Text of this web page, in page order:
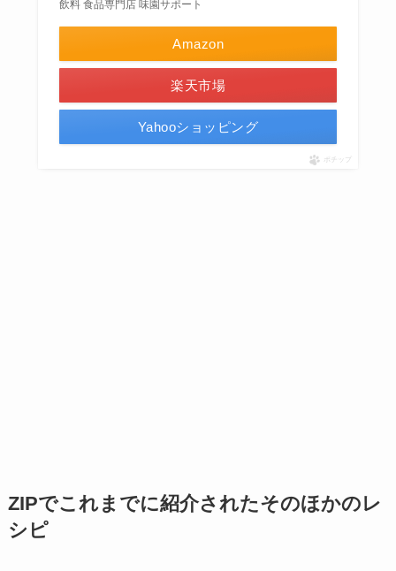
飲料 食品専門店 味園サポート
Amazon
楽天市場
Yahooショッピング
ポチップ
ZIPでこれまでに紹介されたそのほかのレ
シピ